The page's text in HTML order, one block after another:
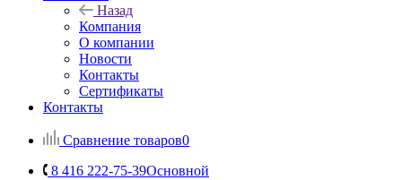
Назад
Компания
О компании
Новости
Контакты
Сертификаты
Контакты
Сравнение товаров0
8 416 222-75-39Основной